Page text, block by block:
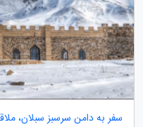
سفر به دامن سرسبز سبلان،